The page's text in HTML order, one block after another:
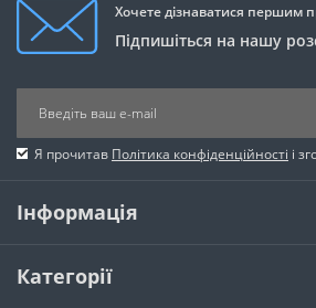
Хочете дізнаватися першим
Підпишіться на нашу
Я прочитав Політика конфіденційності і
Інформація
Категорії